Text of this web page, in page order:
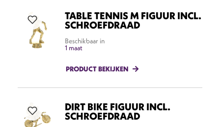
TABLE TENNIS M FIGUUR INCL.
SCHROEFDRAAD
Beschikbaar in
1 maat
PRODUCT BEKIJKEN
DIRT BIKE FIGUUR INCL.
SCHROEFDRAAD